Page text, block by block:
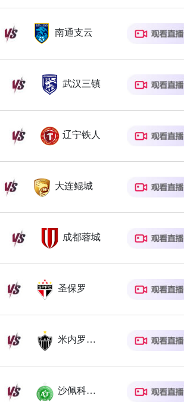
南通支云
武汉三镇
辽宁铁人
大连鲲城
成都蓉城
圣保罗
米内罗竞技
沙佩科恩斯